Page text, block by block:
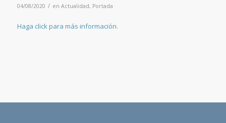
04/08/2020 / en Actualidad, Portada
Haga click para más información.